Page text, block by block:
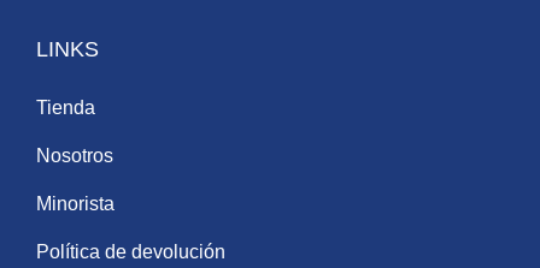
LINKS
Tienda
Nosotros
Minorista
Política de devolución